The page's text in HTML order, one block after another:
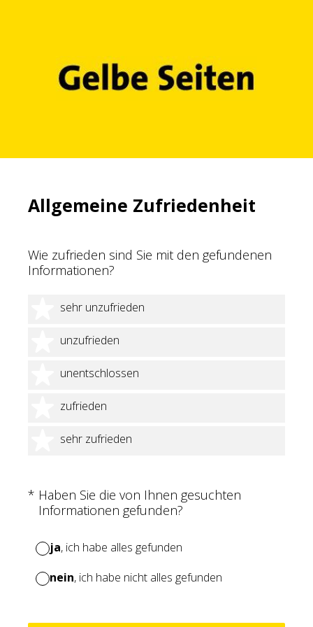
Allgemeine Zufriedenheit
Wie zufrieden sind Sie mit den gefundenen
Informationen?
sehr unzufrieden
1 Stern
unzufrieden
2 Sterne
unentschlossen
3 Sterne
zufrieden
4 Sterne
sehr zufrieden
5 Sterne
* Haben Sie die von Ihnen gesuchten
Informationen gefunden?
(Erforderlich.)
ja, ich habe alles gefunden
nein, ich habe nicht alles gefunden